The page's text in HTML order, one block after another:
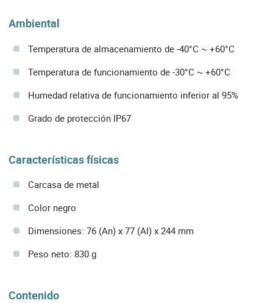
Ambiental
Temperatura de almacenamiento de -40°C ~ +60°C
Temperatura de funcionamiento de -30°C ~ +60°C
Humedad relativa de funcionamiento inferior al 95%
Grado de protección IP67
Características físicas
Carcasa de metal
Color negro
Dimensiones: 76 (An) x 77 (Al) x 244 mm
Peso neto: 830 g
Contenido